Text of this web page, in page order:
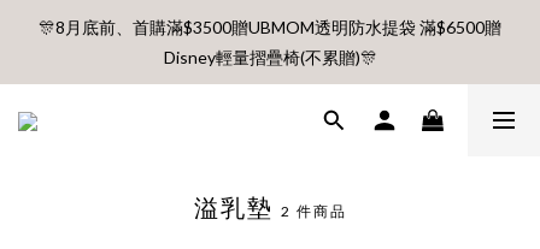
🎊8月底前、首購滿$3500贈UBMOM透明防水提袋 滿$6500贈
Disney輕量摺疊椅(不累贈)🎊
🎊8月底前、首購滿$3500贈UBMOM透明防水提袋 滿$6500贈
Disney輕量摺疊椅(不累贈)🎊
【村却國際溫泉酒店】指定平日免加價升等雙面景觀客房
8月每週五、六、日 新會員 首購免運🔥
溢乳墊 2 件商品